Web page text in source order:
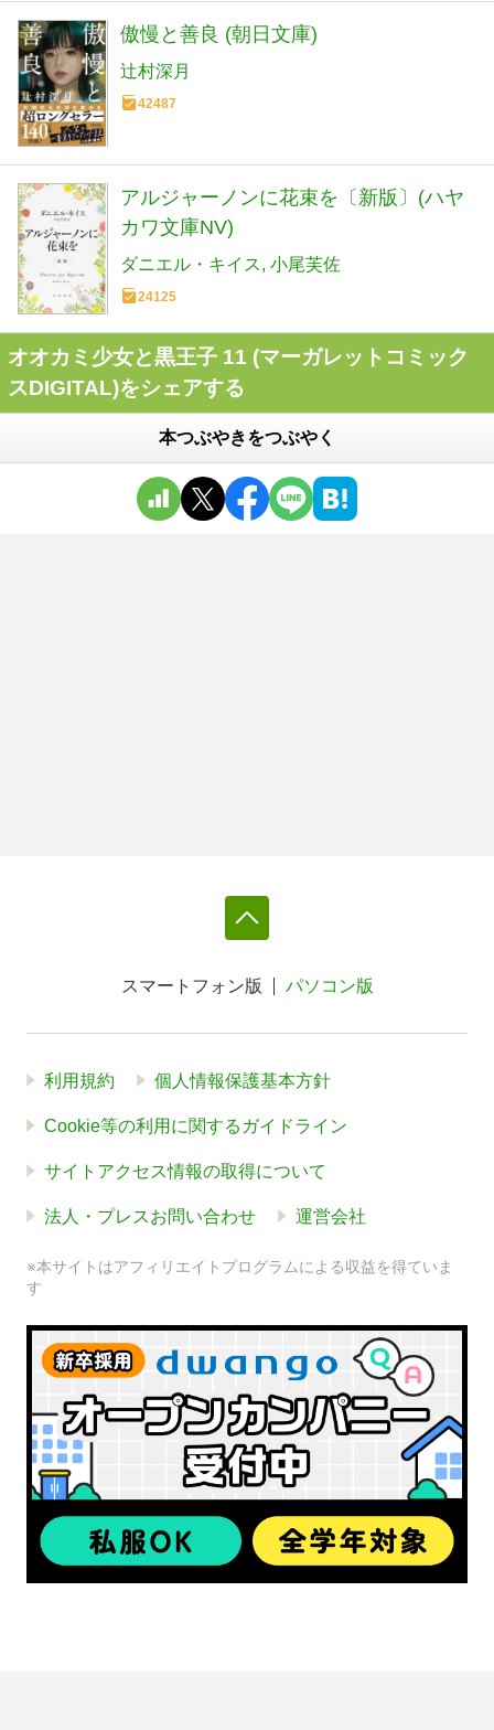
傲慢と善良 (朝日文庫)
辻村深月
42487
アルジャーノンに花束を〔新版〕(ハヤ
カワ文庫NV)
ダニエル・キイス 小尾芙佐
24125
オオカミ少女と黒王子 11 (マーガレットコミック
スDIGITAL)をシェアする
本つぶやきをつぶやく
スマートフォン版 パソコン版
利用規約 個人情報保護基本方針
Cookie等の利用に関するガイドライン
サイトアクセス情報の取得について
法人・プレスお問い合わせ 運営会社
※本サイトはアフィリエイトプログラムによる収益を得ていま
す